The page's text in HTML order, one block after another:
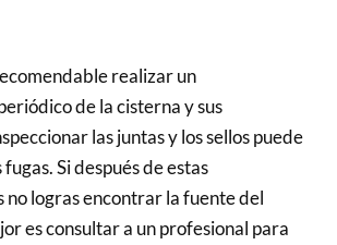
realizar un
de la cisterna y sus
las juntas y los sellos puede
Si después de estas
no logras encontrar la fuente del
es consultar a un profesional para